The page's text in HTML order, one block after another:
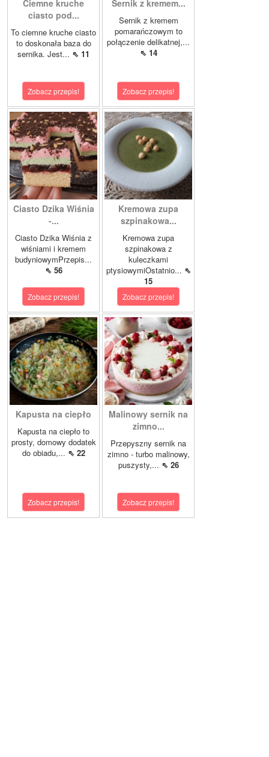
Ciemne kruche
ciasto pod...
To ciemne kruche ciasto
to doskonała baza do
sernika. Jest... ⇖ 11
Zobacz przepis!
Sernik z kremem...
Sernik z kremem
pomarańczowym to
połączenie delikatnej,...
⇖ 14
Zobacz przepis!
Ciasto Dzika Wiśnia
-...
Ciasto Dzika Wiśnia z
wiśniami i kremem
budyniowymPrzepis...
⇖ 56
Zobacz przepis!
Kremowa zupa
szpinakowa...
Kremowa zupa
szpinakowa z
kuleczkami
ptysiowymiOstatnio... ⇖
15
Zobacz przepis!
Kapusta na ciepło
Kapusta na ciepło to
prosty, domowy dodatek
do obiadu,... ⇖ 22
Zobacz przepis!
Malinowy sernik na
zimno...
Przepyszny sernik na
zimno - turbo malinowy,
puszysty,... ⇖ 26
Zobacz przepis!